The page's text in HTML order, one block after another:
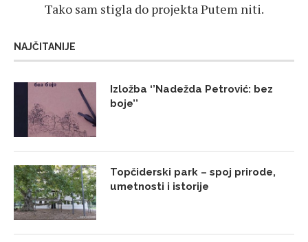
Tako sam stigla do projekta Putem niti.
NAJČITANIJE
Izložba ‘’Nadežda Petrović: bez
boje’’
Topčiderski park – spoj prirode,
umetnosti i istorije